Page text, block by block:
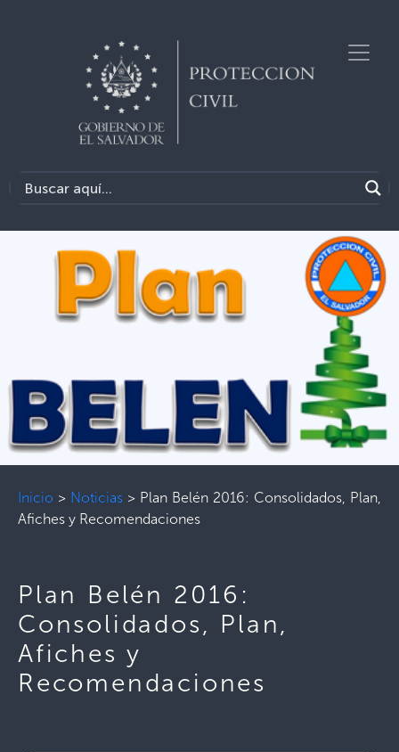
Inicio > Noticias > Plan Belén 2016: Consolidados, Plan,
Afiches y Recomendaciones
Plan Belén 2016:
Consolidados, Plan,
Afiches y
Recomendaciones